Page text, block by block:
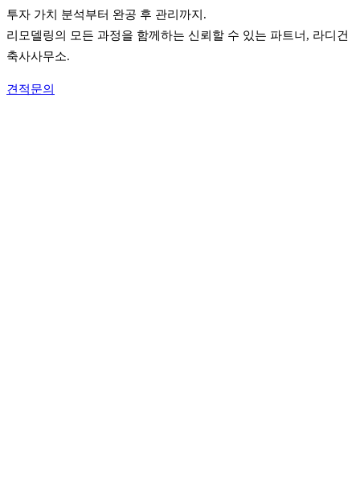
투자 가치 분석부터 완공 후 관리까지.
리모델링의 모든 과정을 함께하는 신뢰할 수 있는 파트너, 라디건
축사사무소.
견적문의